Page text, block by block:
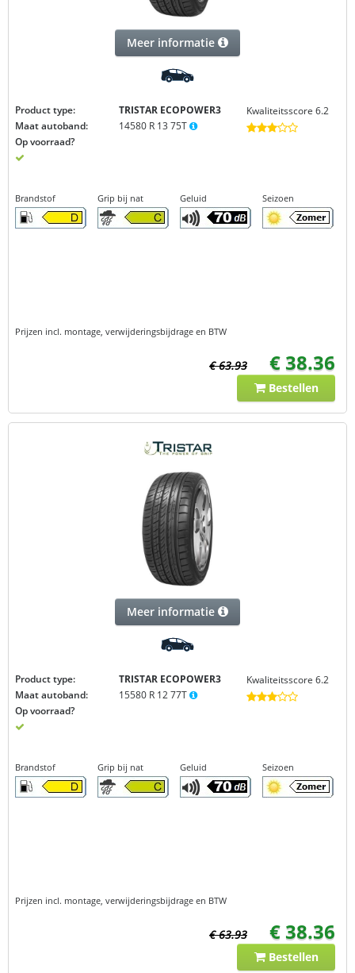
Meer informatie
Product type:
TRISTAR ECOPOWER3
Maat autoband:
14580 R 13 75T
Op voorraad?
Kwaliteitsscore 6.2
Brandstof Grip bij nat Geluid Seizoen
Prijzen incl. montage, verwijderingsbijdrage en BTW
€ 63.93 € 38.36
Bestellen
Meer informatie
Product type:
TRISTAR ECOPOWER3
Maat autoband:
15580 R 12 77T
Op voorraad?
Kwaliteitsscore 6.2
Brandstof Grip bij nat Geluid Seizoen
Prijzen incl. montage, verwijderingsbijdrage en BTW
€ 63.93 € 38.36
Bestellen